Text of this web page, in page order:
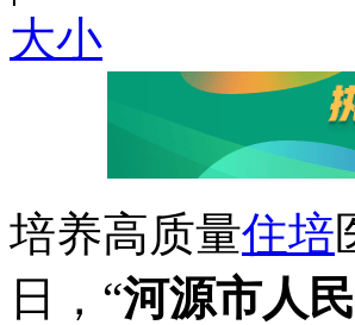
大小
培养高质量住培
日，“河源市人